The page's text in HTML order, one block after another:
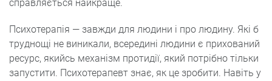
справляється найкраще.
Психотерапія — завжди для людини і про людину. Які б
труднощі не виникали, всередині людини є прихований
ресурс, якийсь механізм протидії, який потрібно тільки
запустити. Психотерапевт знає, як це зробити. Навіть у